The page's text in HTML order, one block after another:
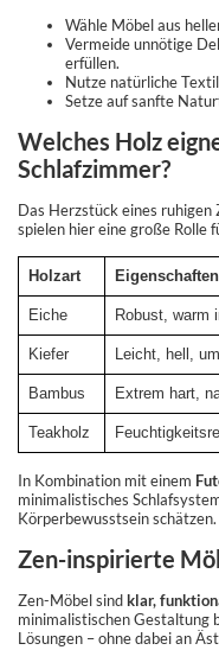
Wähle Möbel aus
Vermeide unnötige
erfüllen.
Nutze natürliche
Setze auf sanfte
Welches Holz
Schlafzimmer?
Das Herzstück eines ruhigen
spielen hier eine große Rolle
Holzart Eigenschaften
Eiche Robust, warm
Kiefer Leicht, hell,
Bambus Extrem hart,
Teakholz
In Kombination mit einem
minimalistisches
Körperbewusstsein schätzen.
Zen-inspirierte
Zen-Möbel sindklar,
minimalistischen Gestaltung
Lösungen – ohne dabei an